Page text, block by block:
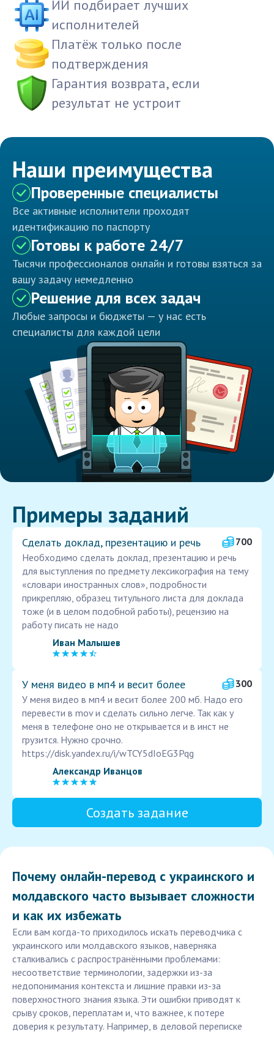
ИИ подбирает лучших
исполнителей
Платёж только после
подтверждения
Гарантия возврата, если
результат не устроит
Наши преимущества
Проверенные специалисты
Все активные исполнители проходят
идентификацию по паспорту
Готовы к работе 24/7
Тысячи профессионалов онлайн и готовы взяться за
вашу задачу немедленно
Решение для всех задач
Любые запросы и бюджеты — у нас есть
специалисты для каждой цели
Примеры заданий
Сделать доклад, презентацию и речь
700
Необходимо сделать доклад, презентацию и речь
для выступления по предмету лексикография на тему
«словари иностранных слов», подробности
прикрепляю, образец титульного листа для доклада
тоже (и в целом подобной работы), рецензию на
работу писать не надо
Иван Малышев
У меня видео в мп4 и весит более
300
У меня видео в мп4 и весит более 200 мб. Надо его
перевести в mov и сделать сильно легче. Так как у
меня в телефоне оно не открывается и в инст не
грузится. Нужно срочно.
https://disk.yandex.ru/i/wTCY5dIoEG3Pqg
Александр Иванцов
Создать задание
Почему онлайн-перевод с украинского и
молдавского часто вызывает сложности
и как их избежать
Если вам когда-то приходилось искать переводчика с
украинского или молдавского языков, наверняка
сталкивались с распространёнными проблемами:
несоответствие терминологии, задержки из-за
недопонимания контекста и лишние правки из-за
поверхностного знания языка. Эти ошибки приводят к
срыву сроков, переплатам и, что важнее, к потере
доверия к результату. Например, в деловой переписке